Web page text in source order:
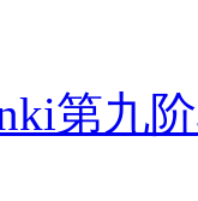
第九